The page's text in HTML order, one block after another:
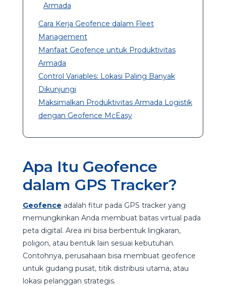
Armada
Cara Kerja Geofence dalam Fleet
Management
Manfaat Geofence untuk Produktivitas
Armada
Control Variables: Lokasi Paling Banyak
Dikunjungi
Maksimalkan Produktivitas Armada Logistik
dengan Geofence McEasy
Apa Itu Geofence
dalam GPS Tracker?
Geofence adalah fitur pada GPS tracker yang
memungkinkan Anda membuat batas virtual pada
peta digital. Area ini bisa berbentuk lingkaran,
poligon, atau bentuk lain sesuai kebutuhan.
Contohnya, perusahaan bisa membuat geofence
untuk gudang pusat, titik distribusi utama, atau
lokasi pelanggan strategis.